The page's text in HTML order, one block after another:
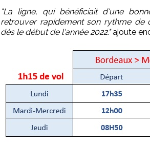
"La ligne, qui bénéficiait d'une
retrouver rapidement son rythme de
dès le début de l'année 2022."ajoute